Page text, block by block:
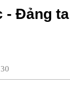
- Đảng